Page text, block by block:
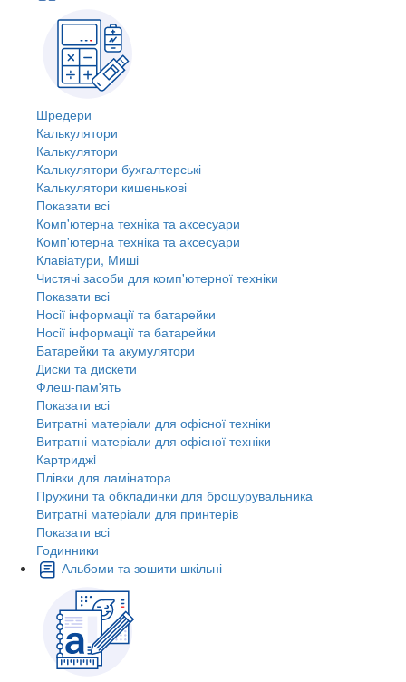
Шредери
Калькулятори
Калькулятори
Калькулятори бухгалтерські
Калькулятори кишенькові
Показати всі
Комп'ютерна техніка та аксесуари
Комп'ютерна техніка та аксесуари
Клавіатури, Миші
Чистячі засоби для комп'ютерної техніки
Показати всі
Носії інформації та батарейки
Носії інформації та батарейки
Батарейки та акумулятори
Диски та дискети
Флеш-пам'ять
Показати всі
Витратні матеріали для офісної техніки
Витратні матеріали для офісної техніки
Картриджi
Плівки для ламінатора
Пружини та обкладинки для брошурувальника
Витратні матеріали для принтерів
Показати всі
Годинники
Альбоми та зошити шкільні